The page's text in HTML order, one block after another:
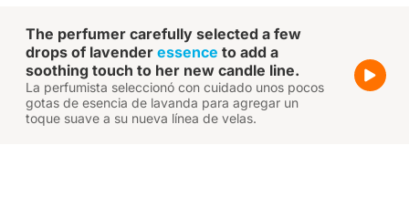
The perfumer carefully selected a few
drops of lavender essence to add a
soothing touch to her new candle line.
La perfumista seleccionó con cuidado unos pocos
gotas de esencia de lavanda para agregar un
toque suave a su nueva línea de velas.